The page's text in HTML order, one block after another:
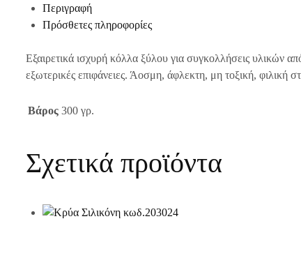
Περιγραφή
Πρόσθετες πληροφορίες
Εξαιρετικά ισχυρή κόλλα ξύλου για συγκολλήσεις υλικών
εξωτερικές επιφάνειες. Άοσμη, άφλεκτη, μη τοξική, φιλική
Βάρος 300 γρ.
Σχετικά προϊόντα